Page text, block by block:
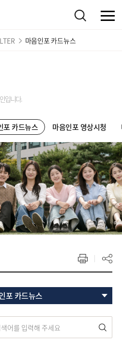
마음인포 카드뉴스
입니다.
포 카드뉴스 마음인포 영상시청
포 카드뉴스